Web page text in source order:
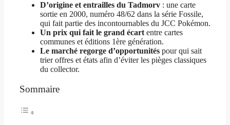
D’origine et entrailles du Tadmorv : une carte
sortie en 2000, numéro 48/62 dans la série Fossile,
qui fait partie des incontournables du JCC Pokémon.
Un prix qui fait le grand écart entre cartes
communes et éditions 1ère génération.
Le marché regorge d’opportunités pour qui sait
trier offres et états afin d’éviter les pièges classiques
du collector.
Sommaire